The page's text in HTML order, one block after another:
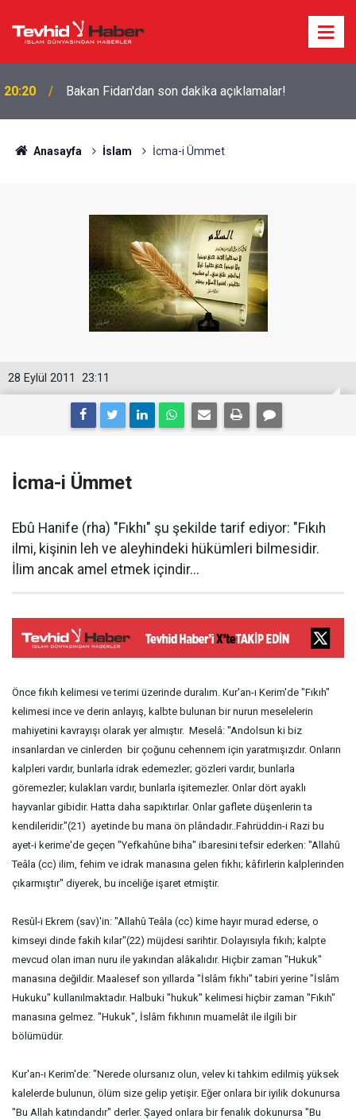
20:20 Bakan Fidan'dan son dakika açıklamalar!
Anasayfa İslam İcma-i Ümmet
23:11
28 Eylül 2011
İcma-i Ümmet
Ebû Hanife (rha) "Fıkhı" şu şekilde tarif ediyor: "Fıkıh
ilmi, kişinin leh ve aleyhindeki hükümleri bilmesidir.
İlim ancak amel etmek içindir...
Önce fıkıh kelimesi ve terimi üzerinde duralım. Kur'an-ı Kerim'de "Fıkıh"
kelimesi ince ve derin anlayış, kalbte bulunan bir nurun meselelerin
mahiyetini kavrayışı olarak yer almıştır. Meselâ: "Andolsun ki biz
insanlardan ve cinlerden bir çoğunu cehennem için yaratmışızdır. Onların
kalpleri vardır, bunlarla idrak edemezler; gözleri vardır, bunlarla
göremezler; kulakları vardır, bunlarla işitemezler. Onlar dört ayaklı
hayvanlar gibidir. Hatta daha sapıktırlar. Onlar gaflete düşenlerin ta
kendileridir."(21) ayetinde bu mana ön plândadır..Fahrüddin-i Razi bu
ayet-i kerime'de geçen "Yefkahûne biha" ibaresini tefsir ederken: "Allahû
Teâla (cc) ilim, fehim ve idrak manasına gelen fıkhı; kâfirlerin kalplerinden
çıkarmıştır" diyerek, bu inceliğe işaret etmiştir.
Resûl-i Ekrem (sav)'in: "Allahû Teâla (cc) kime hayır murad ederse, o
kimseyi dinde fakih kılar"(22) müjdesi sarihtir. Dolayısıyla fıkıh; kalpte
mevcud olan iman nuru ile yakından alâkalıdır. Hiçbir zaman "Hukuk"
manasına değildir. Maalesef son yıllarda "İslâm fıkhı" tabiri yerine "İslâm
Hukuku" kullanılmaktadır. Halbuki "hukuk" kelimesi hiçbir zaman "Fıkıh"
manasına gelmez. "Hukuk", İslâm fıkhının muamelât ile ilgili bir
bölümüdür.
Kur'an-ı Kerim'de: "Nerede olursanız olun, velev ki tahkim edilmiş yüksek
kalelerde bulunun, ölüm size gelip yetişir. Eğer onlara bir iyilik dokunursa
"Bu Allah katındandır" derler. Şayed onlara bir fenalık dokunursa "Bu